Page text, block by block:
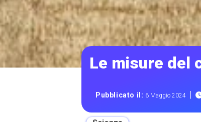
Le misure del
Pubblicato il: 6 Maggio 2024 |